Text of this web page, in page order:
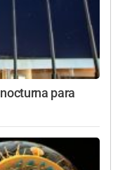
para